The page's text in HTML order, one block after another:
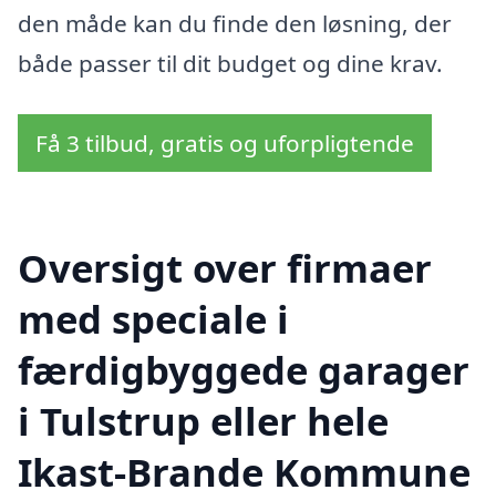
den måde kan du finde den løsning, der
både passer til dit budget og dine krav.
Få 3 tilbud, gratis og uforpligtende
Oversigt over firmaer
med speciale i
færdigbyggede garager
i Tulstrup eller hele
Ikast-Brande Kommune